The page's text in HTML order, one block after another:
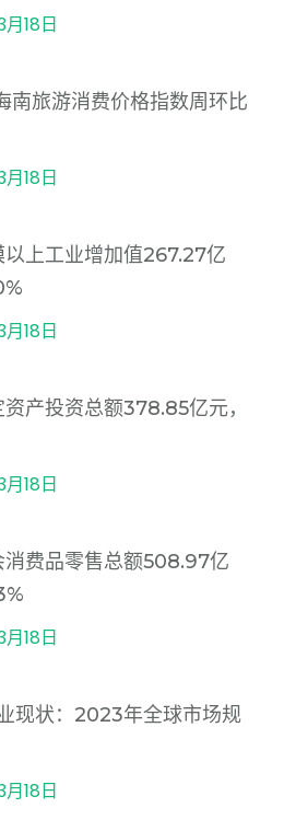
18日
旅游消费价格指数周环比
18日
上工业增加值267.27亿
18日
产投资总额378.85亿元，
18日
费品零售总额508.97亿
18日
现状：2023年全球市场规
18日